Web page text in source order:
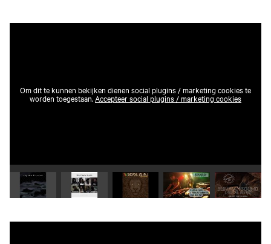
Om dit te kunnen bekijken dienen social plugins / marketing cookies te
worden toegestaan.Accepteer social plugins / marketing cookies
Speel video 1 afSpeel video 2 afSpeel video 3 afSpeel video 4 afSpeel